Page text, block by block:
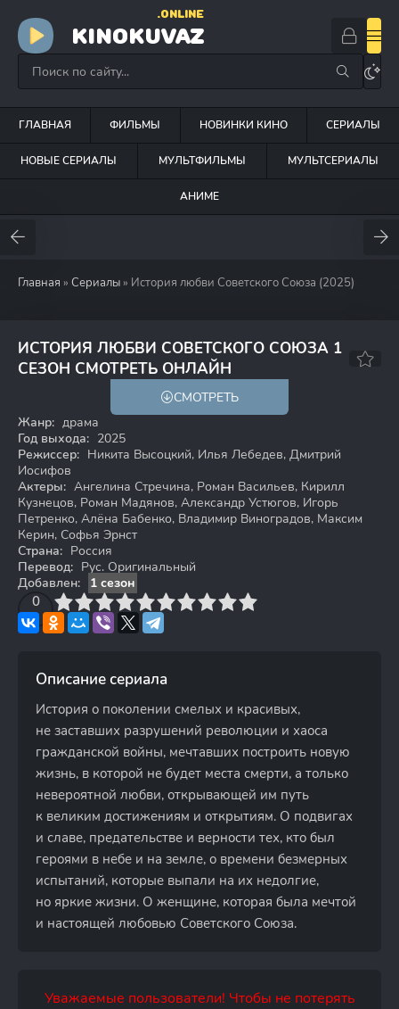
KINOKUVAZ
.ONLINE
ГЛАВНАЯ ФИЛЬМЫ НОВИНКИ КИНО СЕРИАЛЫ
НОВЫЕ СЕРИАЛЫ МУЛЬТФИЛЬМЫ МУЛЬТСЕРИАЛЫ
АНИМЕ
Главная » Сериалы » История любви Советского Союза (2025)
ИСТОРИЯ ЛЮБВИ СОВЕТСКОГО СОЮЗА 1
СЕЗОН СМОТРЕТЬ ОНЛАЙН
7.2
СМОТРЕТЬ
Жанр: драма
Год выхода: 2025
Режиссер: Никита Высоцкий, Илья Лебедев, Дмитрий
Иосифов
Актеры: Ангелина Стречина, Роман Васильев, Кирилл
Кузнецов, Роман Мадянов, Александр Устюгов, Игорь
Петренко, Алёна Бабенко, Владимир Виноградов, Максим
Керин, Софья Эрнст
Страна: Россия
Перевод: Рус. Оригинальный
Добавлен:
1 сезон
0
4 6 7 8 9 10
Описание сериала
История о поколении смелых и красивых,
не заставших разрушений революции и хаоса
гражданской войны, мечтавших построить новую
жизнь, в которой не будет места смерти, а только
невероятной любви, открывающей им путь
к великим достижениям и открытиям. О подвигах
и славе, предательстве и верности тех, кто был
героями в небе и на земле, о времени безмерных
испытаний, которые выпали на их недолгие,
но яркие жизни. О женщине, которая была мечтой
и настоящей любовью Советского Союза.
Уважаемые пользователи! Чтобы не потерять